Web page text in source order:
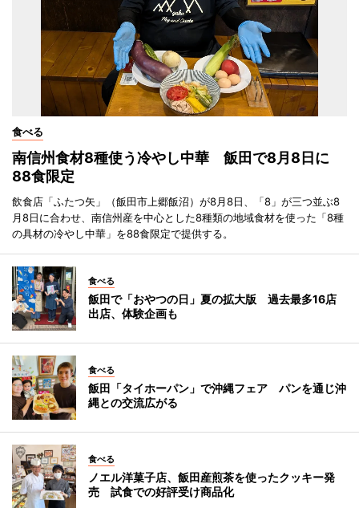
食べる
南信州食材8種使う冷やし中華 飯田で8月8日に
88食限定
飲食店「ふたつ矢」（飯田市上郷飯沼）が8月8日、「8」が三つ並ぶ8
月8日に合わせ、南信州産を中心とした8種類の地域食材を使った「8種
の具材の冷やし中華」を88食限定で提供する。
食べる
飯田で「おやつの日」夏の拡大版 過去最多16店
出店、体験企画も
食べる
飯田「タイホーパン」で沖縄フェア パンを通じ沖
縄との交流広がる
食べる
ノエル洋菓子店、飯田産煎茶を使ったクッキー発
売 試食での好評受け商品化